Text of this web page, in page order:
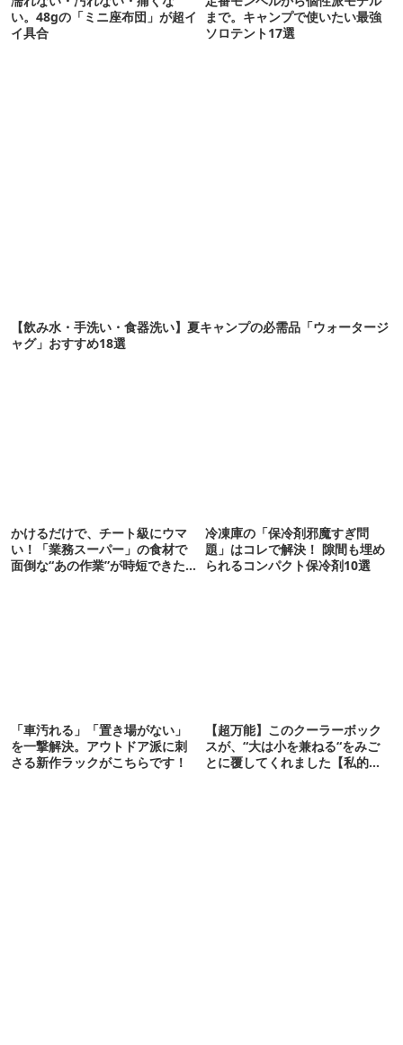
い。48gの「ミニ座布団」が超イ
イ具合
まで。キャンプで使いたい最強
ソロテント17選
【飲み水・手洗い・食器洗い】夏キャンプの必需品「ウォータージ
ャグ」おすすめ18選
かけるだけで、チート級にウマ
い！「業務スーパー」の食材で
面倒な“あの作業”が時短できた
冷凍庫の「保冷剤邪魔すぎ問
題」はコレで解決！ 隙間も埋め
られるコンパクト保冷剤10選
「車汚れる」「置き場がない」
を一撃解決。アウトドア派に刺
さる新作ラックがこちらです！
【超万能】このクーラーボック
スが、“大は小を兼ねる“をみご
とに覆してくれました【私的神